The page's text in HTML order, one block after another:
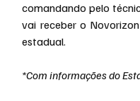
comandando pelo
vai receber o
estadual.
*Com informações do